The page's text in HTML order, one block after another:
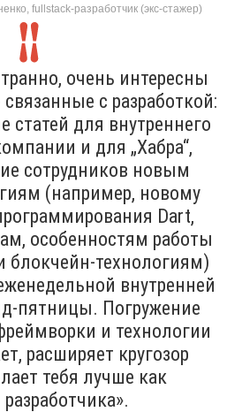
fullstack-разработчик (экс-стажер)
очень интересны
с разработкой:
статей для внутреннего
и для „Хабра“,
сотрудников новым
(например, новому
Dart,
особенностям работы
блокчейн-технологиям)
внутренней
пятницы. Погружение
и технологии
расширяет кругозор
тебя лучше как
разработчика».